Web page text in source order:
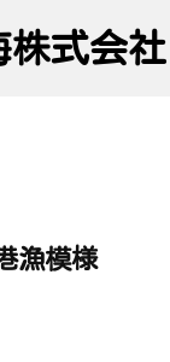
株式会社
漁模様